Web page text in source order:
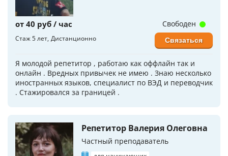
от 40 руб / час
Стаж 5 лет Дистанционно
Я молодой репетитор , работаю как оффлайн так и
онлайн . Вредных привычек не имею . Знаю несколько
иностранных языков, специалист по ВЭД и переводчик
. Стажировался за границей .
Свободен
Связаться
Репетитор Валерия Олеговна
Частный преподаватель